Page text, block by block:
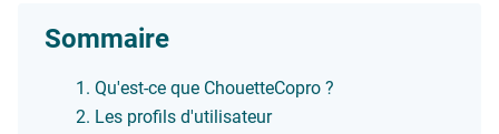
Sommaire
Qu'est-ce que ChouetteCopro ?
Les profils d'utilisateur